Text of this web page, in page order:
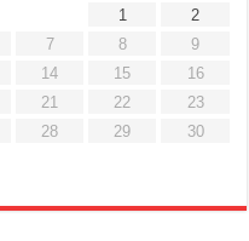
1
2
7 8
9
14 15
16
21 22
23
28 29
30